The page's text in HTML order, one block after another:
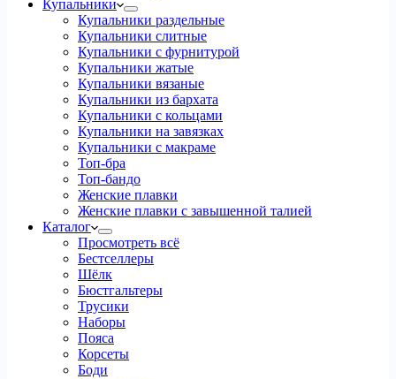
Купальники
Купальники раздельные
Купальники слитные
Купальники с фурнитурой
Купальники жатые
Купальники вязаные
Купальники из бархата
Купальники с кольцами
Купальники на завязках
Купальники с макраме
Топ-бра
Топ-бандо
Женские плавки
Женские плавки с завышенной талией
Каталог
Просмотреть всё
Бестселлеры
Шёлк
Бюстгальтеры
Трусики
Наборы
Пояса
Корсеты
Боди